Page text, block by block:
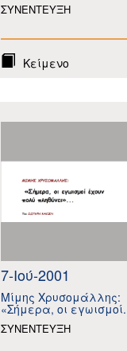
ΣΥΝΕΝΤΕΥΞΗ
Κείμενο
7-Ιού-2001
Μίμης Χρυσομάλλης:
«Σήμερα, οι
ΣΥΝΕΝΤΕΥΞΗ